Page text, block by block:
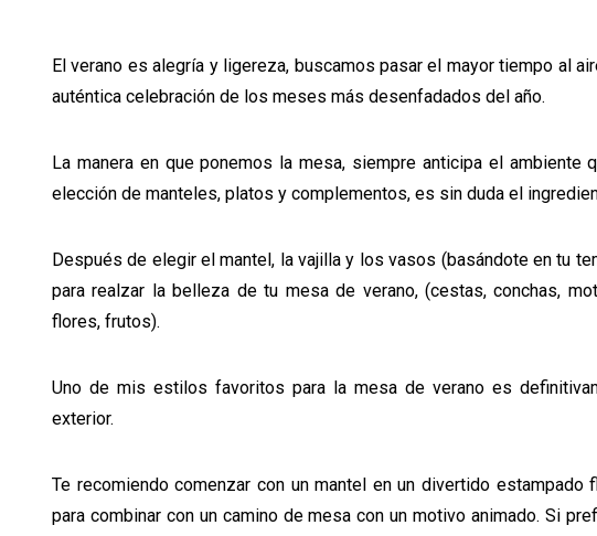
El verano es alegría y ligereza, buscamos pasar el mayor tiempo al
auténtica celebración de los meses más desenfadados del año.
La manera en que ponemos la mesa, siempre anticipa el
elección de manteles, platos y complementos, es sin duda el
Después de elegir el mantel, la vajilla y los vasos (basándote en tu
para realzar la belleza de tu mesa de verano, (cestas, conchas,
flores, frutos).
Uno de mis estilos favoritos para la mesa de verano es
exterior.
Te recomiendo comenzar con un mantel en un divertido
para combinar con un camino de mesa con un motivo animado. Si